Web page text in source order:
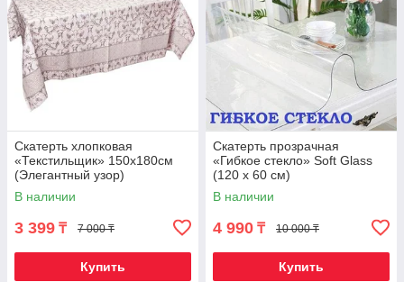
Скатерть хлопковая
«Текстильщик» 150x180см
(Элегантный узор)
В наличии
3 399 ₸ 7 000 ₸
Купить
Скатерть прозрачная
«Гибкое стекло» Soft Glass
(120 х 60 см)
В наличии
4 990 ₸ 10 000 ₸
Купить